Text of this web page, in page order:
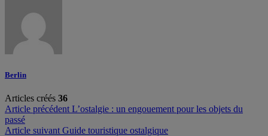
Berlin
Articles créés 36
Navigation
de
Article précédent L’ostalgie : un engouement pour les objets du
passé
Article suivant Guide touristique ostalgique